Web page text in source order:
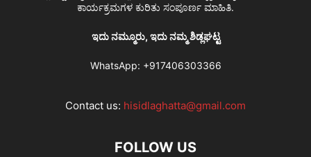
ಕಾರ್ಯಕ್ರಮಗಳ ಕುರಿತು ಸಂಪೂರ್ಣ ಮಾಹಿತಿ.
ಇದು ನಮ್ಮೂರು, ಇದು ನಮ್ಮ ಶಿಡ್ಲಘಟ್ಟ
WhatsApp: +917406303366
Contact us: hisidlaghatta@gmail.com
FOLLOW US